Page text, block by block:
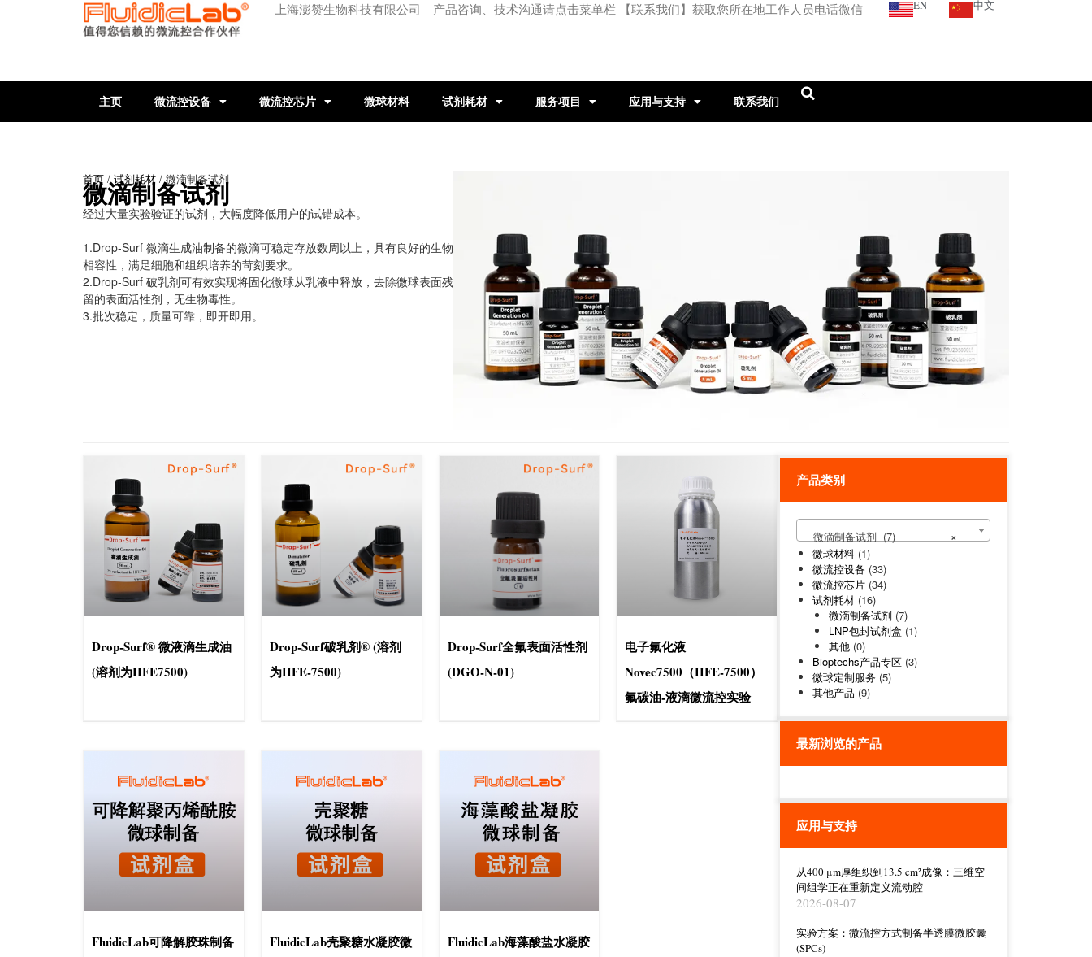
上海澎赞生物科技有限公司—产品咨询、技术沟通请点击菜单栏 【联系我们】获取您所在地工作人员电话微信 EN 中文
主页 微流控设备 微流控芯片 微球材料 试剂耗材 服务项目 应用与支持 联系我们
首页 /试剂耗材 / 微滴制备试剂
微滴制备试剂
经过大量实验验证的试剂，大幅度降低用户的试错成本。
1.Drop-Surf 微滴生成油制备的微滴可稳定存放数周以上，具有良好的生物
相容性，满足细胞和组织培养的苛刻要求。
2.Drop-Surf 破乳剂可有效实现将固化微球从乳液中释放，去除微球表面残
留的表面活性剂，无生物毒性。
3.批次稳定，质量可靠，即开即用。
Drop-Surf® 微液滴生成油
(溶剂为HFE7500)
Drop-Surf破乳剂® (溶剂
为HFE-7500)
Drop-Surf全氟表面活性剂
(DGO-N-01)
电子氟化液
Novec7500（HFE-7500）
氟碳油-液滴微流控实验
FluidicLab可降解胶珠制备
FluidicLab壳聚糖水凝胶微
FluidicLab海藻酸盐水凝胶
产品类别
×
微滴制备试剂 (7)
微球材料 (1)
微流控设备 (33)
微流控芯片 (34)
试剂耗材 (16)
微滴制备试剂 (7)
LNP包封试剂盒 (1)
其他 (0)
Bioptechs产品专区 (3)
微球定制服务 (5)
其他产品 (9)
最新浏览的产品
应用与支持
从400 μm厚组织到13.5 cm²成像：三维空
间组学正在重新定义流动腔
2026-08-07
实验方案：微流控方式制备半透膜微胶囊
(SPCs)